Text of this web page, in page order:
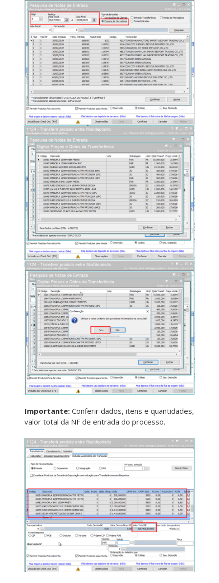
Importante: Conferir dados, itens e quantidades,
valor total da NF de entrada do processo.